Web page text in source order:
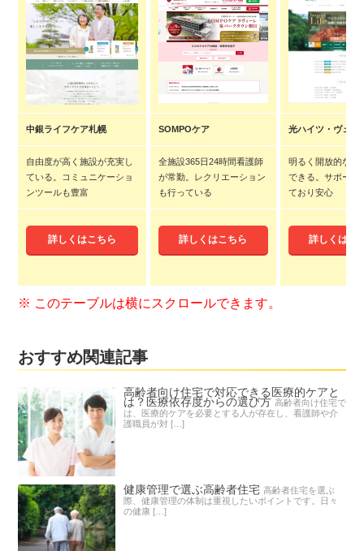
中銀ライフケア札幌 SOMPOケア 光ハイツ・ヴェラ
自由度が高く施設が充実し
ている。コミュニケーショ
ンツールも豊富
全施設365日24時間看護師
が常勤。レクリエーション
も行っている
明るく開放的な空
できる。サポート
ており安心
詳しくはこちら 詳しくはこちら 詳しくはこ
おすすめ関連記事
高齢者向け住宅で対応できる医療的ケアと
は？医療依存度からの選び方 高齢者向け住宅で
は、医療的ケアを必要とする人が存在し、看護師や介
護職員が対 […]
健康管理で選ぶ高齢者住宅 高齢者住宅を選ぶ
際、健康管理の体制は重視したいポイントです。日々
の健康 […]